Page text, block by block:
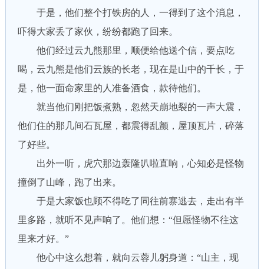
于是，他们整个打铁房的人，一得到了这个消息，
吓得大家丢了家伙，纷纷都跑了回来。
他们经过云九熊那里，顺便给他送个信，要点吃
喝，云九熊是他们云族的长老，现在是山中的千长，于
是，他一面命家里的人准备酒食，款待他们。
就当他们刚把饭煮熟，忽然天崩地裂的一声大震，
他们住的那几间石瓦屋，都震得乱颤，屋顶瓦片，碎落
了好些。
出外一听，虎穴那边轰隆叭啦直响，心知必是怪物
撞倒了山峰，跑了出来。
于是大家饭也顾不得吃了同往前寨逃去，走出有半
里多路，就听不见声响了。他们想：“但愿怪物不往这
里来才好。”
他心中这么想着，就向云蓉儿躬身道：“山主，现